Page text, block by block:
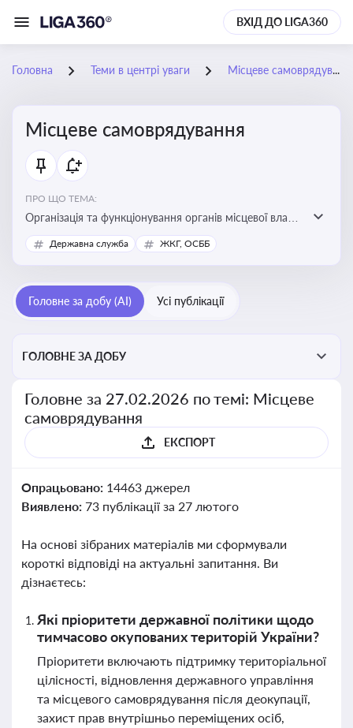
ВХІД ДО LIGA360
Головна Теми в центрі уваги Місцеве самоврядування
Місцеве самоврядування
ПРО ЩО ТЕМА:
Організація та функціонування органів місцевої влади,
які приймають рішення та здійснюють управлінські
функції на рівні місцевих громад (міст, сіл, селищ)
Державна служба ЖКГ, ОСББ
Головне за добу (AI) Усі публікації
ГОЛОВНЕ ЗА ДОБУ
Головне за 27.02.2026 по темі: Місцеве
самоврядування
ЕКСПОРТ
Опрацьовано: 14463 джерел
Виявлено: 73 публікації за 27 лютого
На основі зібраних матеріалів ми сформували
короткі відповіді на актуальні запитання. Ви
дізнаєтесь:
Які пріоритети державної політики щодо
тимчасово окупованих територій України?
Пріоритети включають підтримку територіальної
цілісності, відновлення державного управління
та місцевого самоврядування після деокупації,
захист прав внутрішньо переміщених осіб,